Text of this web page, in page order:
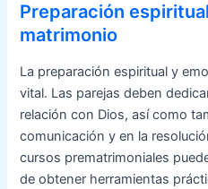
Preparación
matrimonio
La preparación espiritual y
vital. Las parejas deben
relación con Dios, así como
comunicación y en la
cursos prematrimoniales
de obtener herramientas